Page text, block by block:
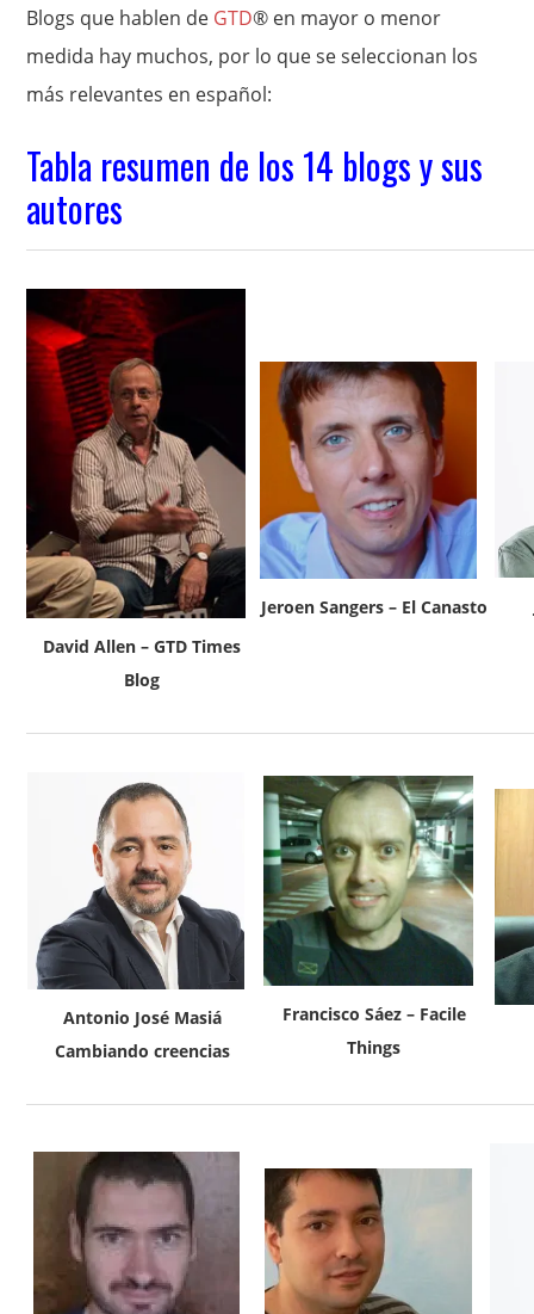
Blogs que hablen de GTD® en mayor o menor
medida hay muchos, por lo que se seleccionan los
más relevantes en español:
Tabla resumen de los 14 blogs y sus
autores
David Allen – GTD Times
Blog
Jeroen Sangers – El Canasto
Antonio José Masiá
Cambiando creencias
Francisco Sáez – Facile
Things